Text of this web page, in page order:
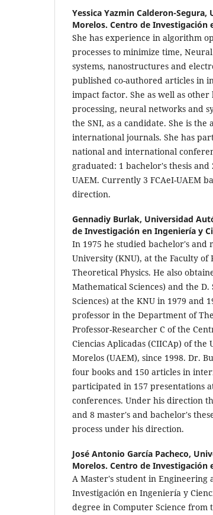
Yessica Yazmin Calderon-Segura,
Morelos. Centro de Investigación
She has experience in algorithm
processes to minimize time,
systems, nanostructures and
published co-authored articles in
impact factor. She as well as
processing, neural networks and
the SNI, as a candidate. She is
international journals. She has
national and international
graduated: 1 bachelor's thesis and
UAEM. Currently 3 FCAeI-UAEM
direction.
Gennadiy Burlak, Universidad
de Investigación en Ingeniería y
In 1975 he studied bachelor's and
University (KNU), at the Faculty of
Theoretical Physics. He also
Mathematical Sciences) and the
Sciences) at the KNU in 1979 and
professor in the Department of
Professor-Researcher C of the
Ciencias Aplicadas (CIICAp) of
Morelos (UAEM), since 1998. Dr.
four books and 150 articles in
participated in 157 presentations
conferences. Under his direction
and 8 master's and bachelor's
process under his direction.
José Antonio García Pacheco,
Morelos. Centro de Investigación
A Master's student in Engineering
Investigación en Ingeniería y
degree in Computer Science from